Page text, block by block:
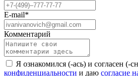
E-mail*
Комментарий
Я ознакомился (-ась) и согласен (-
конфиденциальности и даю согласие